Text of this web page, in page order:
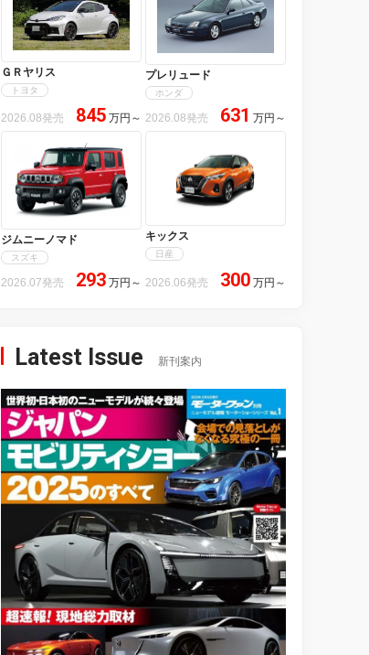
ＧＲヤリス
トヨタ
2026.08発売 845 万円 ～
プレリュード
ホンダ
2026.08発売 631 万円 ～
ジムニーノマド
スズキ
2026.07発売 293 万円 ～
キックス
日産
2026.06発売 300 万円 ～
Latest Issue 新刊案内